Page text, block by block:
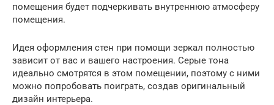
помещения будет подчеркивать внутреннюю атмосферу
помещения.
Идея оформления стен при помощи зеркал полностью
зависит от вас и вашего настроения. Серые тона
идеально смотрятся в этом помещении, поэтому с ними
можно попробовать поиграть, создав оригинальный
дизайн интерьера.